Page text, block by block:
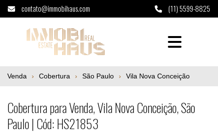
contato@immobihaus.com (11) 5599-8825
Cobertura para Venda, Vila Nova
Venda Cobertura São Paulo Vila Nova Conceição
Cobertura para Venda, Vila Nova Conceição, São
Paulo | Cód: HS21853